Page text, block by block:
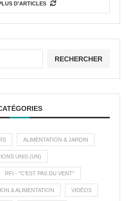
D'ARTICLES
RECHERCHER
ALIMENTATION & JARDIN
UNIS (UN)
RFI - "C'EST PAS DU VENT"
& ALIMENTATION VIDÉOS